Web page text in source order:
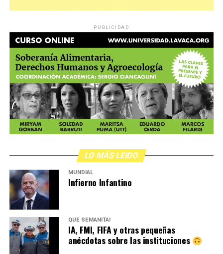
PUBLICIDAD
LO MÁS LEIDO
MUNDIAL
Infierno Infantino
QUÉ SEMANITA!
IA, FMI, FIFA y otras pequeñas
anécdotas sobre las instituciones